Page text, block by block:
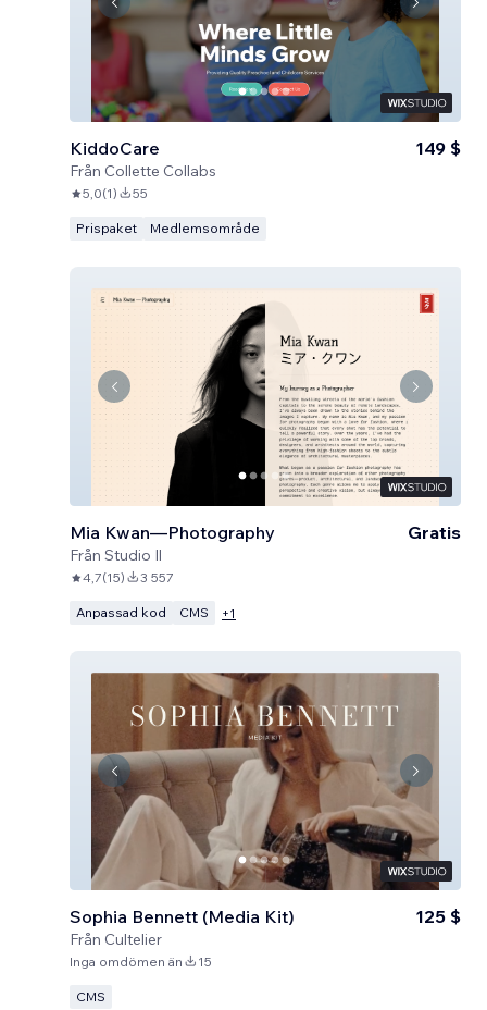
KiddoCare
Från Collette Collabs
149 $
5,0(1) 55
Prispaket Medlemsområde
Mia Kwan—Photography
Från Studio Il
Gratis
4,7(15) 3 557
Anpassad kod CMS +1
Sophia Bennett (Media Kit)
Från Cultelier
125 $
Inga omdömen än 15
CMS